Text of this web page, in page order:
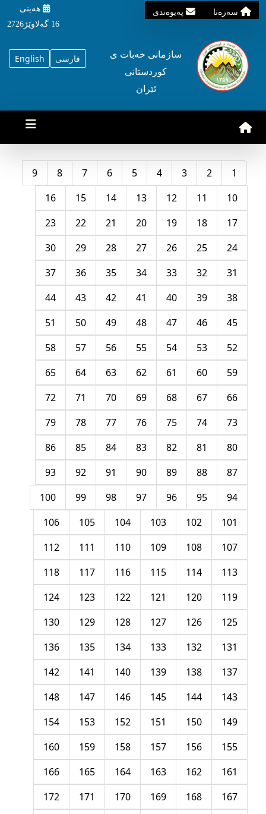
سه‌ره‌تا په‌یوه‌ندی
هه‌ینی
16 گه‌لاوێژ2726
English فارسی
سازمانی خه‌بات ی
کوردستانی
ئێران
1
2
3
4
5
6
7
8
9
10
11
12
13
14
15
16
17
18
19
20
21
22
23
24
25
26
27
28
29
30
31
32
33
34
35
36
37
38
39
40
41
42
43
44
45
46
47
48
49
50
51
52
53
54
55
56
57
58
59
60
61
62
63
64
65
66
67
68
69
70
71
72
73
74
75
76
77
78
79
80
81
82
83
84
85
86
87
88
89
90
91
92
93
94
95
96
97
98
99
100
101
102
103
104
105
106
107
108
109
110
111
112
113
114
115
116
117
118
119
120
121
122
123
124
125
126
127
128
129
130
131
132
133
134
135
136
137
138
139
140
141
142
143
144
145
146
147
148
149
150
151
152
153
154
155
156
157
158
159
160
161
162
163
164
165
166
167
168
169
170
171
172